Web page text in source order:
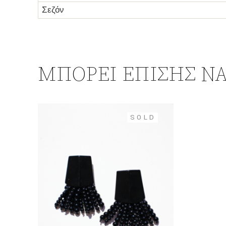
Σεζόν
ΜΠΟΡΕΊ ΕΠΊΣΗΣ
SOLD